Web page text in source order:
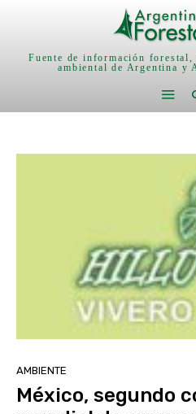
Fuente de información
ambiental de Argentina y
AMBIENTE
México, segundo